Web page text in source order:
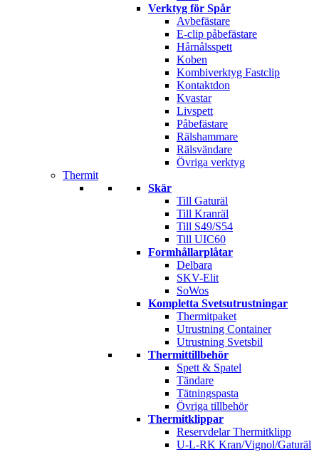
Verktyg för Spår
Avbefästare
E-clip påbefästare
Hårnålsspett
Koben
Kombiverktyg Fastclip
Kontaktdon
Kvastar
Livspett
Påbefästare
Rälshammare
Rälsvändare
Övriga verktyg
Thermit
Skär
Till Gaturäl
Till Kranräl
Till S49/S54
Till UIC60
Formhållarplåtar
Delbara
SKV-Elit
SoWos
Kompletta Svetsutrustningar
Thermitpaket
Utrustning Container
Utrustning Svetsbil
Thermittillbehör
Spett & Spatel
Tändare
Tätningspasta
Övriga tillbehör
Thermitklippar
Reservdelar Thermitklipp
U-L-RK Kran/Vignol/Gaturäl